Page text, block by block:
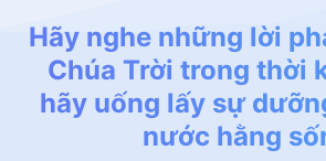
Hãy nghe những lời
Chúa Trời trong thời
hãy uống lấy sự
nước hằng